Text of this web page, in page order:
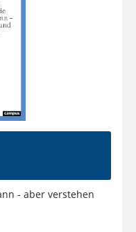
- aber verstehen